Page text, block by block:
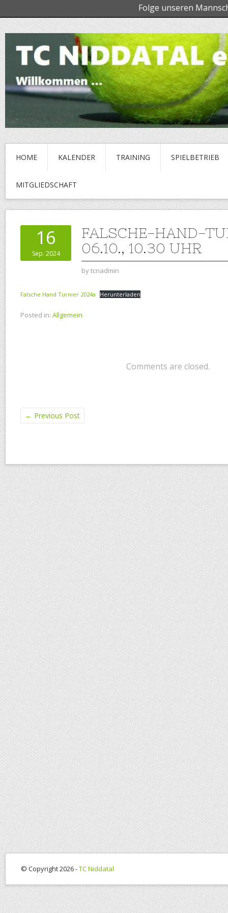
HOME KALENDER TRAINING SPIELBETRIEB
MITGLIEDSCHAFT
16
Sep. 2024
FALSCHE-HAND-
06.10., 10.30 UHR
bytcnadmin
Falsche Hand Turnier 2024a Herunterladen
Posted in: Allgemein
Comments are closed.
← Previous Post
© Copyright 2026 -TC Niddatal
Folge unseren